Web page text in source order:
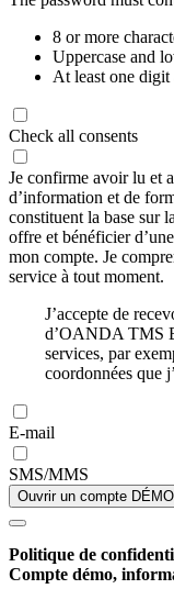
8 or more
Uppercase and
At least one digit
Check all consents
Je confirme avoir lu et
d’information et de
constituent la base sur
offre et bénéficier
mon compte. Je
service à tout moment.
J’accepte de
d’OANDA TMS
services, par
coordonnées que
E-mail
SMS/MMS
Ouvrir un compte
Politique de
Compte démo,